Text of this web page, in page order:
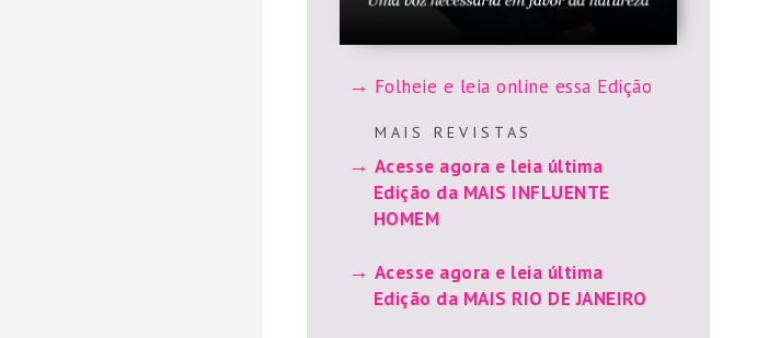
Folheie e leia online essa Edição
M A I S R E V I S T A S
Acesse agora e leia última
Edição da MAIS INFLUENTE
HOMEM
Acesse agora e leia última
Edição da MAIS RIO DE JANEIRO